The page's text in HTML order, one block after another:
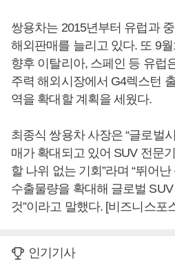
쌍용차는 2015년부터 유럽과
해외판매를 늘리고 있다. 또 9
향후 이탈리아, 스페인 등 유럽
주력 해외시장에서 G4렉스턴
역을 확대할 계획을 세웠다.
최종식 쌍용차 사장은 “글로벌
매가 확대되고 있어 SUV 전문
할 나위 없는 기회”라며 “뛰어
수출물량을 확대해 글로벌
것”이라고 말했다. [비즈니스포
인기기사